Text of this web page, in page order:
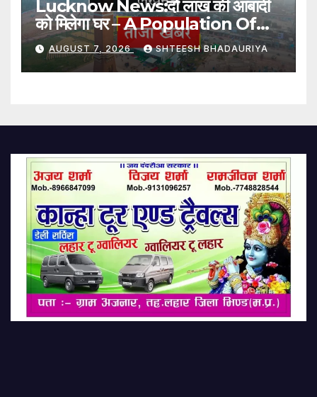
Lucknow News:दो लाख की आबादी
को मिलेगा घर – A Population Of
Two Lakh Will Get Homes
AUGUST 7, 2026 SHTEESH BHADAURIYA